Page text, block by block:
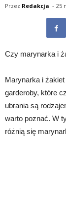
Przez Redakcja - 25
Czy marynarka i
Marynarka i
garderoby, które
ubrania są
warto poznać. W
różnią się